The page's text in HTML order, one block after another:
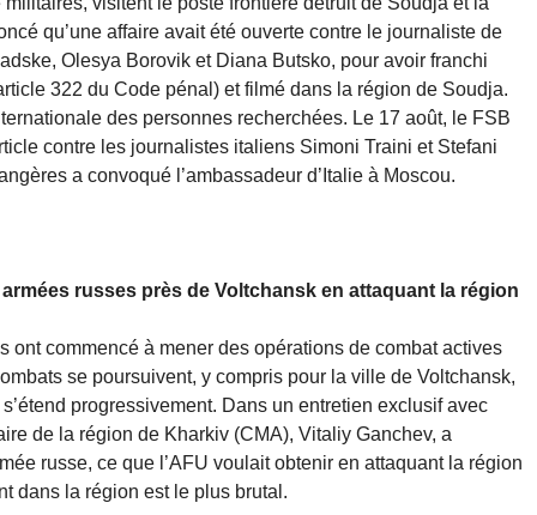
qu’une affaire avait été ouverte contre le journaliste de
Olesya Borovik et Diana Butsko, pour avoir franchi
322 du Code pénal) et filmé dans la région de Soudja.
des personnes recherchées. Le 17 août, le FSB
contre les journalistes italiens Simoni Traini et Stefani
a convoqué l’ambassadeur d’Italie à Moscou.
russes près de Voltchansk en attaquant la région
ont commencé à mener des opérations de combat actives
se poursuivent, y compris pour la ville de Voltchansk,
progressivement. Dans un entretien exclusif avec
de la région de Kharkiv (CMA), Vitaliy Ganchev, a
russe, ce que l’AFU voulait obtenir en attaquant la région
dans la région est le plus brutal.